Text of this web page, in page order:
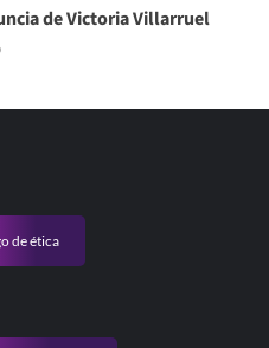
de Victoria Villarruel
de ética